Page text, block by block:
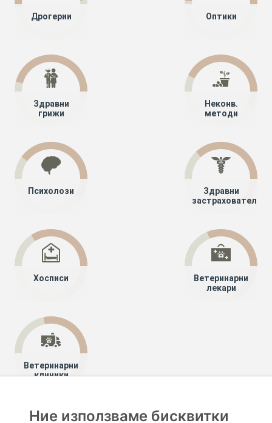
Дрогерии Оптики
Здравни
грижи
Неконв.
методи
Психолози
Здравни
застрахователи
Хосписи
Ветеринарни
лекари
Ветеринарни
клиники
Специалисти
Ние използваме бисквитки